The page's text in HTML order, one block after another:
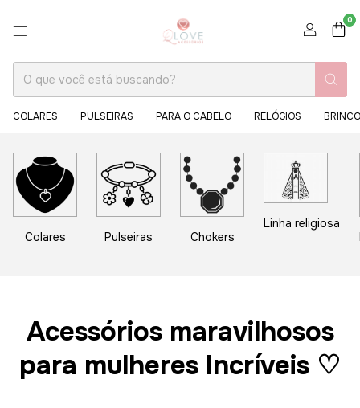
0
COLARES PULSEIRAS PARA O CABELO RELÓGIOS
Colares Pulseiras Chokers
Linha religiosa
Acessórios maravilhosos
para mulheres Incríveis ♡